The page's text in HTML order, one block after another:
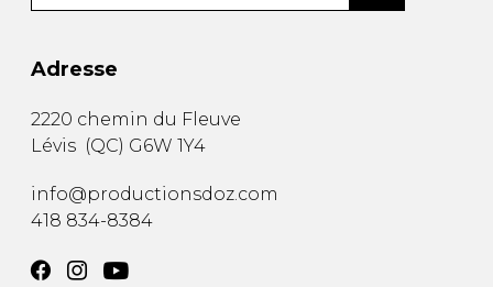
Adresse
2220 chemin du Fleuve
Lévis (QC) G6W 1Y4
info@productionsdoz.com
418 834-8384